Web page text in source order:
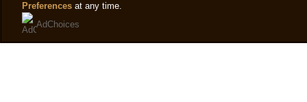
Preferences at any time.
AdChoices